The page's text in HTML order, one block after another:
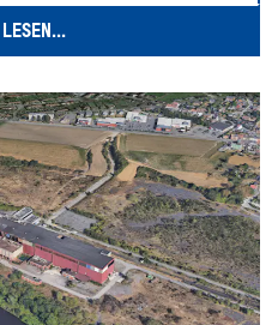
LESEN...